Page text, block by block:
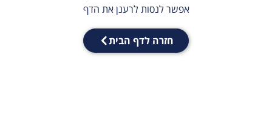
אפשר לנסות לרענן את הדף
חזרה לדף הבית